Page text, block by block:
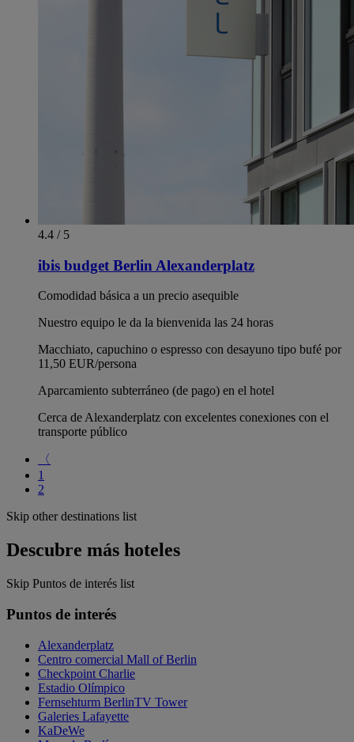
4.4 / 5
ibis budget Berlin Alexanderplatz
Comodidad básica a un precio asequible
Nuestro equipo le da la bienvenida las 24 horas
Macchiato, capuchino o espresso con desayuno tipo bufé por
11,50 EUR/persona
Aparcamiento subterráneo (de pago) en el hotel
Cerca de Alexanderplatz con excelentes conexiones con el
transporte público
〈
1
2
Skip other destinations list
Descubre más hoteles
Skip Puntos de interés list
Puntos de interés
Alexanderplatz
Centro comercial Mall of Berlin
Checkpoint Charlie
Estadio Olímpico
Fernsehturm BerlinTV Tower
Galeries Lafayette
KaDeWe